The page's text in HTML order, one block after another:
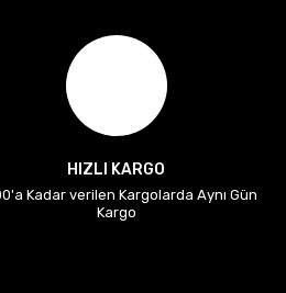
HIZLI KARGO
Kadar verilen Kargolarda Aynı Gün
Kargo